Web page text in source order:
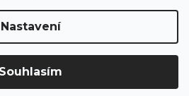
Nastavení
Souhlasím
Shoptet Premium
Brozany nad Ohří s.r.o.